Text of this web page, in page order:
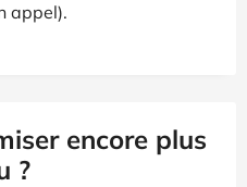
appel).
encore plus
?